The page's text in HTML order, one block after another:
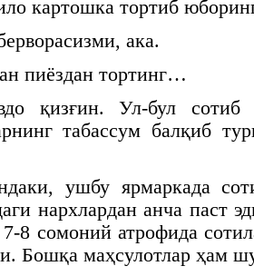
картошка тортиб
ака.
пиёздан тортинг…
қизғин. Ул-бул сотиб
табассум балқиб
ушбу ярмаркада
нархлардан анча паст
8 сомоний атрофида
Бошқа маҳсулотлар ҳам